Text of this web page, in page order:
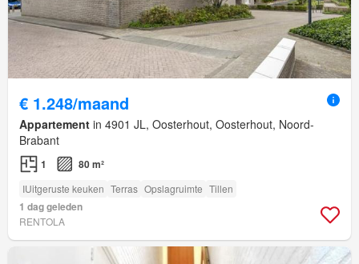
€ 1.248/maand
Appartement in 4901 JL, Oosterhout, Oosterhout, Noord-
Brabant
1 80 m²
IUitgeruste keuken Terras Opslagruimte Tillen
1 dag geleden
RENTOLA